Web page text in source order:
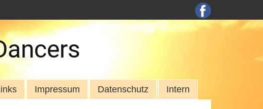
Impressum Datenschutz Intern